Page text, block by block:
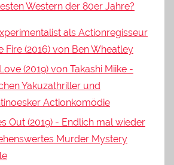
Western der 80er Jahre?
als Actionregisseur
Fire (2016) von Ben Wheatley
(2019) von Takashi Miike -
Yakuzathriller und
Actionkomödie
Out (2019) - Endlich mal wieder
Murder Mystery